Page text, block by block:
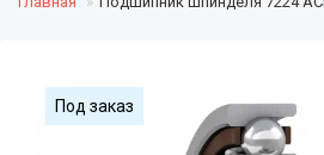
Под заказ